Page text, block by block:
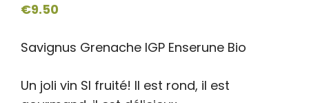
€9.50
Savignus Grenache IGP Enserune Bio
Un joli vin SI fruité! Il est rond, il est